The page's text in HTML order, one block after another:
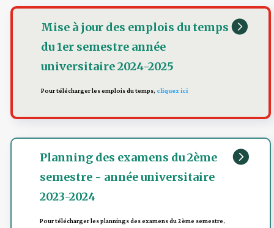

Mise à jour des emplois du temps
du 1er semestre année
universitaire 2024-2025
Pour télécharger les emplois du temps, cliquez ici

Planning des examens du 2ème
semestre - année universitaire
2023-2024
Pour télécharger les plannings des examens du 2ème semestre,